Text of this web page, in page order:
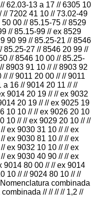
62.03-13 a 17 // 6305 10
// 7202 41 10 // 73.02-49
00 // 85.15-75 // 8529
// 85.15-99 // ex 8529
90 99 // 85.25-21 // 8546
85.25-27 // 8546 20 99 //
// 8546 10 00 // 85.25-
8903 91 10 // // 8903 92
// 9011 20 00 // // 9011
a 16 // 9014 20 11 // //
9014 20 19 // // ex 9032
20 19 // // ex 9025 19
10 10 // // ex 9026 20 10
10 // // ex 9029 20 10 // //
ex 9030 31 10 // // ex
ex 9030 81 10 // // ex
ex 9032 10 10 // // ex
ex 9030 40 90 // // ex
9014 80 00 // // ex 9014
10 // // 9024 80 10 // //
combinada
// // // // 1,2 //